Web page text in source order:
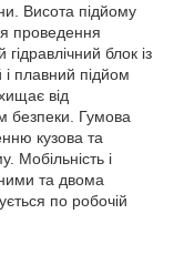
Висота підйому
проведення
блок із
плавний підйом
від
безпеки. Гумова
кузова та
Мобільність і
та двома
по робочій